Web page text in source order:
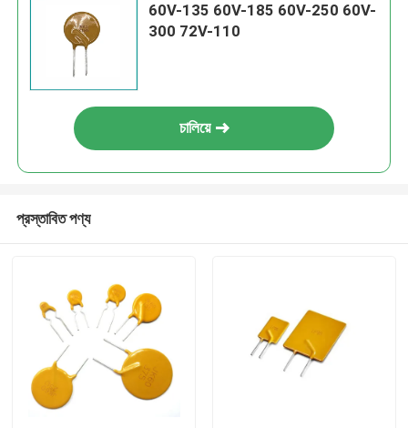
60V-135 60V-185 60V-250 60V-
300 72V-110
চালিয়ে
প্রস্তাবিত পণ্য